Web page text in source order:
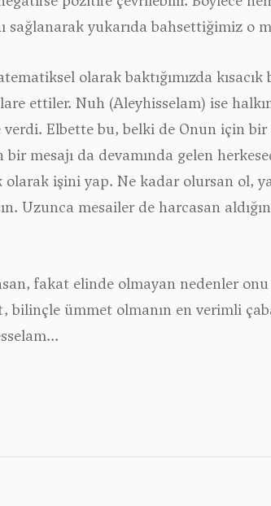
sağlanarak yukarıda bahsettiğimiz
olarak baktığımızda
ettiler. Nuh (Aleyhisselam) ise
Elbette bu, belki de Onun için bir
mesajı da devamında gelen
işini yap. Ne kadar olursan ol,
Uzunca mesailer de harcasan
fakat elinde olmayan nedenler
ümmet olmanın en verimli